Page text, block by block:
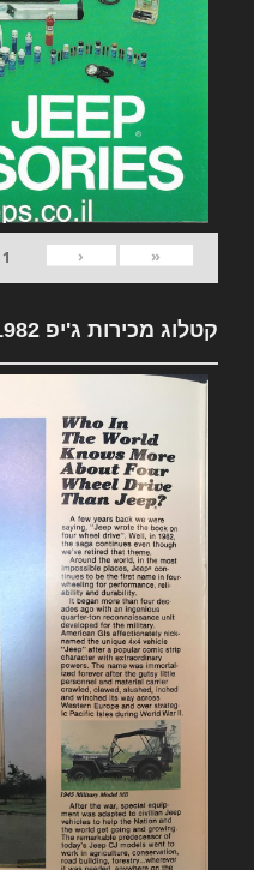
«
‹
1
קטלוג מכירות ג'יפ 1982